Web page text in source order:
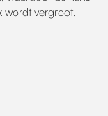
wordt vergroot.